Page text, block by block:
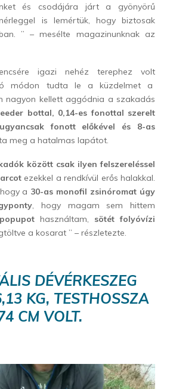
és csodájára járt a gyönyörű
is lemértük, hogy biztosak
” – mesélte magazinunknak az
igazi nehéz terephez volt
módon tudta le a küzdelmet a
nagyon kellett aggódnia a szakadás
bottal, 0,14-es fonottal szerelt
fonott előkével és 8-as
meg a hatalmas lapátot.
között csak ilyen felszereléssel
ezekkel a rendkívül erős halakkal.
a 30-as monofil zsinóromat úgy
, hogy magam sem hittem
használtam, sötét folyóvízi
a kosarat ” – részletezte.
DÉVÉRKESZEG
KG, TESTHOSSZA
CM VOLT.